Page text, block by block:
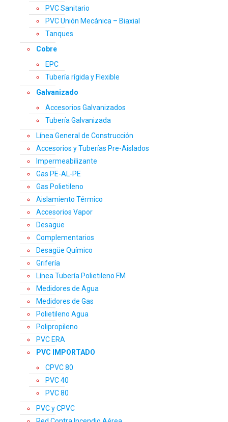
PVC Sanitario
PVC Unión Mecánica – Biaxial
Tanques
Cobre
EPC
Tubería rígida y Flexible
Galvanizado
Accesorios Galvanizados
Tubería Galvanizada
Línea General de Construcción
Accesorios y Tuberías Pre-Aislados
Impermeabilizante
Gas PE-AL-PE
Gas Polietileno
Aislamiento Térmico
Accesorios Vapor
Desagüe
Complementarios
Desagüe Químico
Grifería
Línea Tubería Polietileno FM
Medidores de Agua
Medidores de Gas
Polietileno Agua
Polipropileno
PVC ERA
PVC IMPORTADO
CPVC 80
PVC 40
PVC 80
PVC y CPVC